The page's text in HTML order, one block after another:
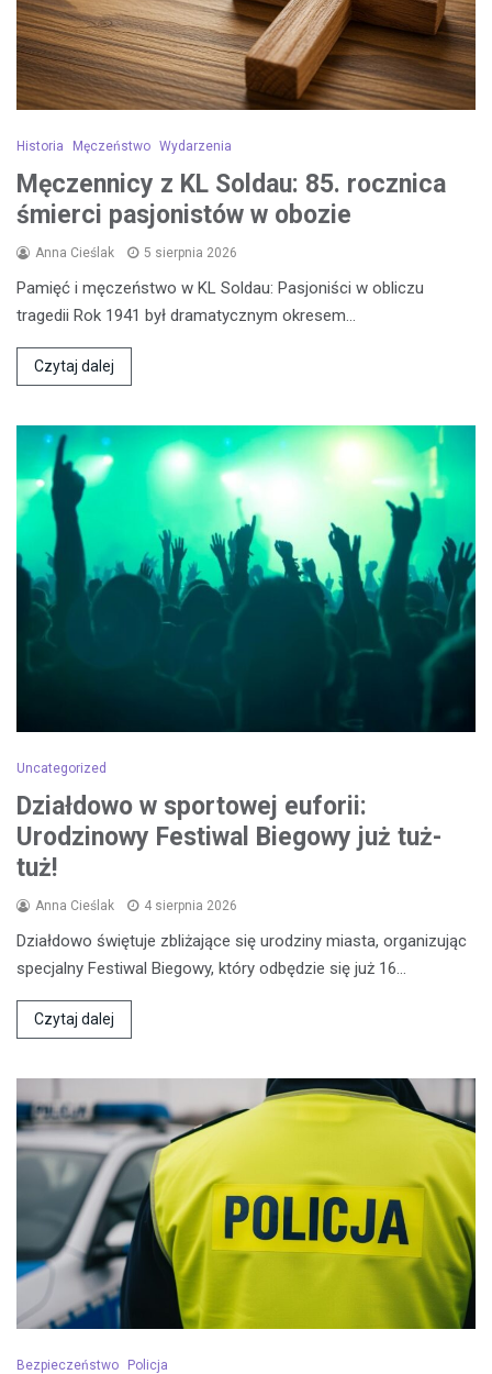
Historia Męczeństwo Wydarzenia
Męczennicy z KL Soldau: 85. rocznica
śmierci pasjonistów w obozie
Anna Cieślak 5 sierpnia 2026
Pamięć i męczeństwo w KL Soldau: Pasjoniści w obliczu
tragedii Rok 1941 był dramatycznym okresem…
Czytaj dalej
Uncategorized
Działdowo w sportowej euforii:
Urodzinowy Festiwal Biegowy już tuż-
tuż!
Anna Cieślak 4 sierpnia 2026
Działdowo świętuje zbliżające się urodziny miasta, organizując
specjalny Festiwal Biegowy, który odbędzie się już 16…
Czytaj dalej
Bezpieczeństwo Policja